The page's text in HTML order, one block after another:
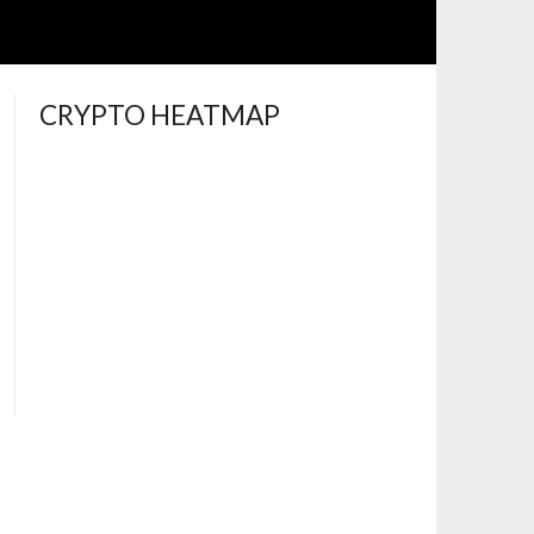
CRYPTO HEATMAP